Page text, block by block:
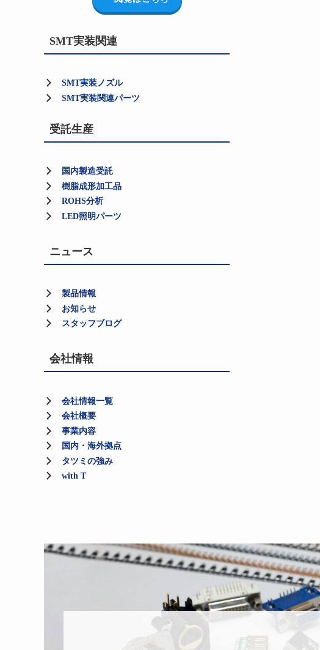
SMT実装関連
SMT実装ノズル
SMT実装関連パーツ
受託生産
国内製造受託
樹脂成形加工品
ROHS分析
LED照明パーツ
ニュース
製品情報
お知らせ
スタッフブログ
会社情報
会社情報一覧
会社概要
事業内容
国内・海外拠点
タツミの強み
with T